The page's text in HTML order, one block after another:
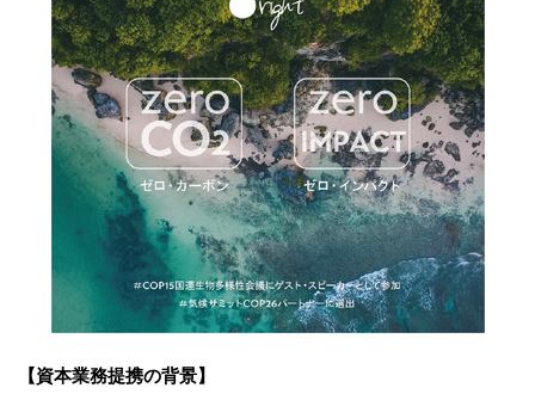
【資本業務提携の背景】